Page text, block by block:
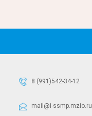
8 (991)542-34-12
mail@i-ssmp.mzio.ru